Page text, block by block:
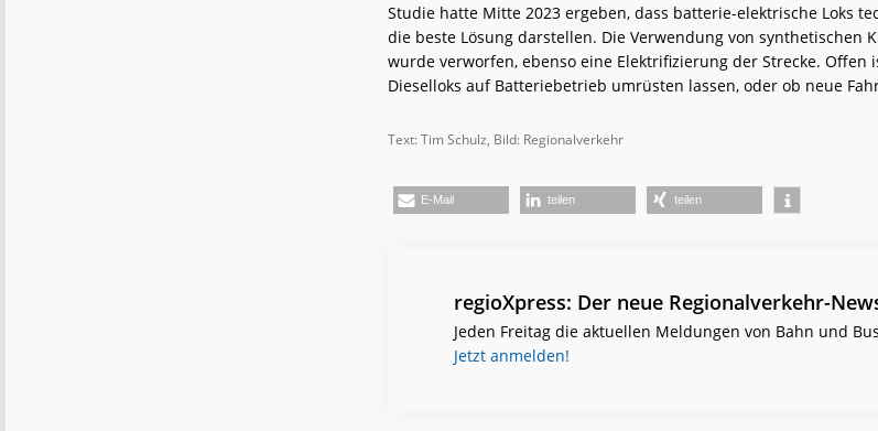
Studie hatte Mitte 2023 ergeben, dass batterie-elektrische Loks
die beste Lösung darstellen. Die Verwendung von synthetischen
wurde verworfen, ebenso eine Elektrifizierung der Strecke. Offen
Dieselloks auf Batteriebetrieb umrüsten lassen, oder ob neue
Text: Tim Schulz, Bild: Regionalverkehr
E-Mail teilen teilen
regioXpress: Der neue Regionalverkehr-
Jeden Freitag die aktuellen Meldungen von Bahn und
Jetzt anmelden!